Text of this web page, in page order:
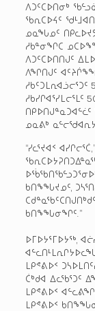
ᐱᑐᑦᑕᐅᑎᓂᒃ
ᖃᕆᑕᐅᔦᑦ
ᓄᓇᖓᓄᑦ
ᓱᑲᓐᓂᖏᑕ
ᐱᑐᑦᑕᐅᑎᑎᒍᑦ
ᐱᖏᑎᒍᑦ
ᓱᑲᓯᒋᐊᕐᓯᒪᓕᕐᒪᑦ
ᓄᓇᕕᒃ
“ᓯᓚᕐᔪᐊᑉ
ᑲᑎᖕᖓᔪᓄᑦ,
ᑲᑎᖕᖓᓂᖏᑦ.”
ᐅᒥᐅᔭᕐᒥᐅᔭᖅ,
ᒪᑭᕝᕕᐅᑉ
ᑖᒃᑯᐊ ᐃᓚᖃᕐᑐᑦ
ᒪᑭᕝᕕᐅᑉ
ᒪᑭᕝᕕᐅᑉ